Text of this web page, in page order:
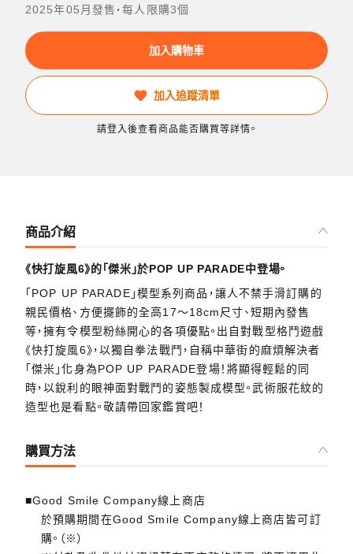
2025年05月發售・每人限購3個
加入購物車
加入追蹤清單
請登入後查看商品能否購買等詳情。
商品介紹
《快打旋風6》的「傑米」於POP UP PARADE中登場。
「POP UP PARADE」模型系列商品，讓人不禁手滑訂購的
親民價格、方便擺飾的全高17～18cm尺寸、短期內發售
等，擁有令模型粉絲開心的各項優點。出自對戰型格鬥遊戲
《快打旋風6》，以獨自拳法戰鬥，自稱中華街的麻煩解決者
「傑米」化身為POP UP PARADE登場！將顯得輕鬆的同
時，以銳利的眼神面對戰鬥的姿態製成模型。武術服花紋的
造型也是看點。敬請帶回家鑑賞吧！
購買方法
■Good Smile Company線上商店
於預購期間在Good Smile Company線上商店皆可訂
購。（※）